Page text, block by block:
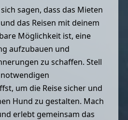
sagen, dass das Mieten
das Reisen mit deinem
Möglichkeit ist, eine
aufzubauen und
zu schaffen. Stell
um die Reise sicher und
Hund zu gestalten. Mach
erlebt gemeinsam das